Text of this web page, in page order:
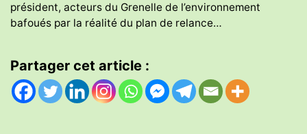
président, acteurs du Grenelle de l’environnement
bafoués par la réalité du plan de relance…
Partager cet article :